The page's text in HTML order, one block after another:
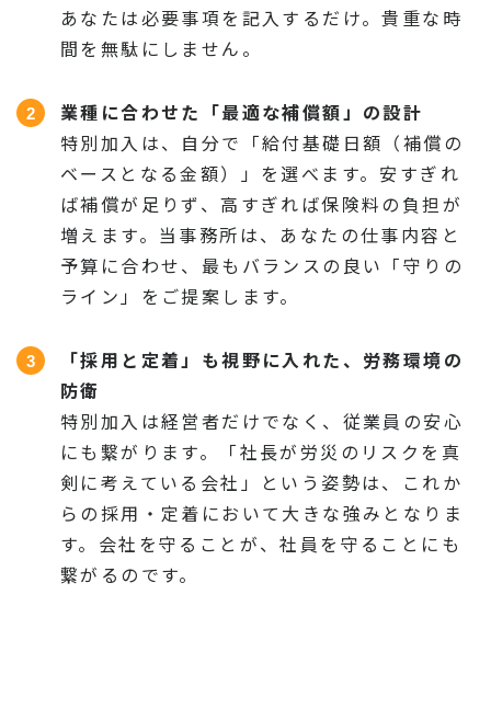
あなたは必要事項を記入するだけ。貴重な時
間を無駄にしません。
業種に合わせた「最適な補償額」の設計
特別加入は、自分で「給付基礎日額（補償の
ベースとなる金額）」を選べます。安すぎれ
ば補償が足りず、高すぎれば保険料の負担が
増えます。当事務所は、あなたの仕事内容と
予算に合わせ、最もバランスの良い「守りの
ライン」をご提案します。
「採用と定着」も視野に入れた、労務環境の
防衛
特別加入は経営者だけでなく、従業員の安心
にも繋がります。「社長が労災のリスクを真
剣に考えている会社」という姿勢は、これか
らの採用・定着において大きな強みとなりま
す。会社を守ることが、社員を守ることにも
繋がるのです。